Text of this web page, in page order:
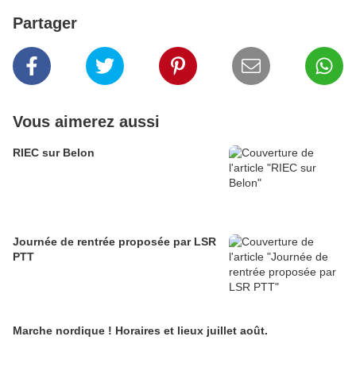
Partager
Vous aimerez aussi
RIEC sur Belon
Journée de rentrée proposée par LSR
PTT
Marche nordique ! Horaires et lieux juillet août.